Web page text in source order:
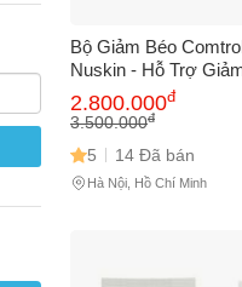
Bộ Giảm Béo
Nuskin - Hỗ Trợ
Quả Trong 1 Tháng,
Trao Đổi Chất, Sống
2.800.000đ
3.500.000đ
5 14 Đã bán
Hà Nội, Hồ Chí Minh